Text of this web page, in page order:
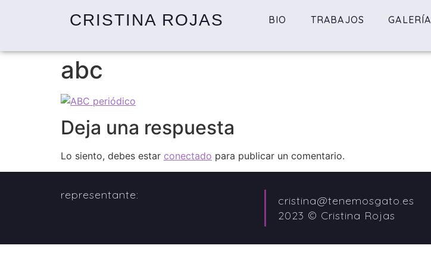
CRISTINA ROJAS BIO TRABAJOS GALERÍA
abc
Deja una respuesta
Lo siento, debes estar conectado para publicar un comentario.
representante:
cristina@tenemosgato.es
2023 © Cristina Rojas